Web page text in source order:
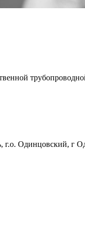
г.о. Одинцовский, г